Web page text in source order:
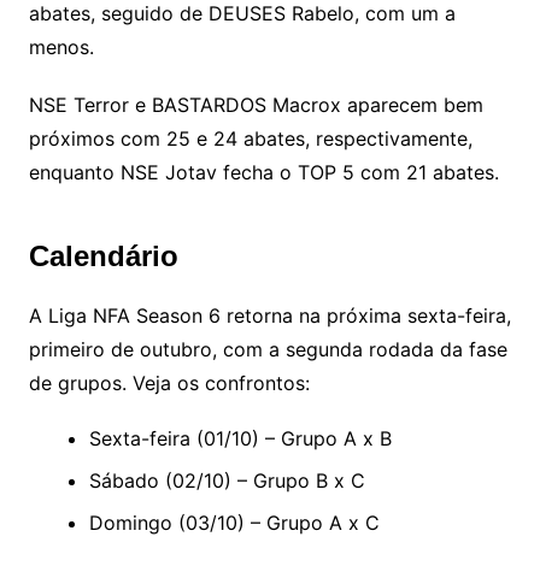
abates, seguido de DEUSES Rabelo, com um a
menos.
NSE Terror e BASTARDOS Macrox aparecem bem
próximos com 25 e 24 abates, respectivamente,
enquanto NSE Jotav fecha o TOP 5 com 21 abates.
Calendário
A Liga NFA Season 6 retorna na próxima sexta-feira,
primeiro de outubro, com a segunda rodada da fase
de grupos. Veja os confrontos:
Sexta-feira (01/10) – Grupo A x B
Sábado (02/10) – Grupo B x C
Domingo (03/10) – Grupo A x C